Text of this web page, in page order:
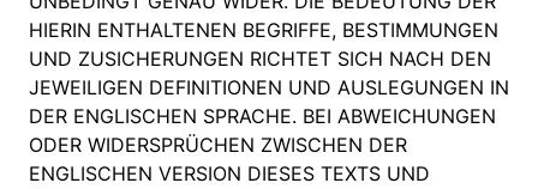
HIERIN ENTHALTENEN BEGRIFFE, BESTIMMUNGEN
UND ZUSICHERUNGEN RICHTET SICH NACH DEN
JEWEILIGEN DEFINITIONEN UND AUSLEGUNGEN IN
DER ENGLISCHEN SPRACHE. BEI ABWEICHUNGEN
ODER WIDERSPRÜCHEN ZWISCHEN DER
ENGLISCHEN VERSION DIESES TEXTS UND